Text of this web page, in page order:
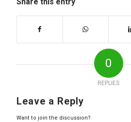
Share this entry
0
REPLIES
Leave a Reply
Want to join the discussion?